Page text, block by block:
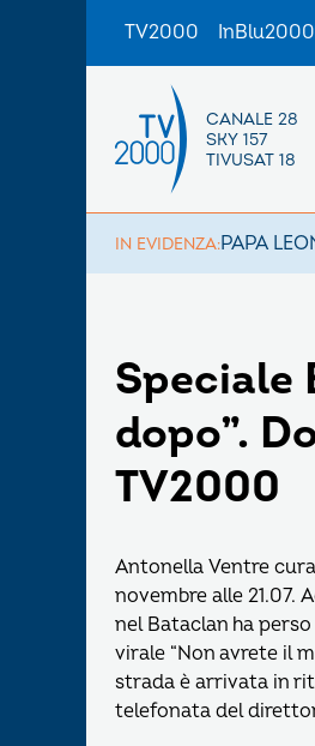
TV2000 InBlu2000
CANALE 28
SKY 157
TIVUSAT 18
IN EVIDENZA:PAPA
Speciale
dopo”.
TV2000
Antonella Ventre cura
novembre alle 21.07.
nel Bataclan ha
virale “Non avrete il
strada è arrivata in
telefonata del